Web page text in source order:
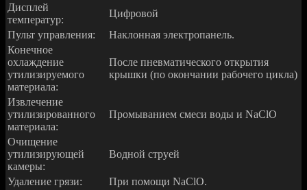
Дисплей
температур:
Цифровой
Пульт управления:
Наклонная электропанель.
Конечное
охлаждение
утилизируемого
материала:
После пневматического открытия
крышки (по окончании рабочего цикла)
Извлечение
утилизированного
материала:
Промыванием смеси воды и NaClO
Очищение
утилизирующей
камеры:
Водной струей
Удаление грязи:
При помощи NaClO.